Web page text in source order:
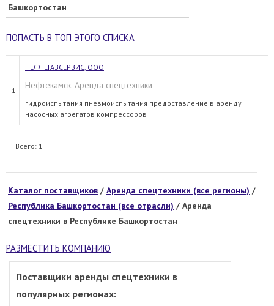
Башкортостан
ПОПАСТЬ В ТОП ЭТОГО СПИСКА
1
НЕФТЕГАЗСЕРВИС, ООО
Нефтекамск. Аренда спецтехники
гидроиспытания пневмоиспытания предоставление в аренду
насосных агрегатов компрессоров
Всего: 1
Каталог поставщиков / Аренда спецтехники (все регионы) /
Республика Башкортостан (все отрасли) / Аренда
спецтехники в Республике Башкортостан
РАЗМЕСТИТЬ КОМПАНИЮ
Поставщики аренды спецтехники в
популярных регионах: